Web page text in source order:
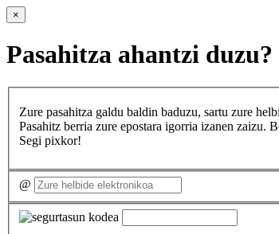
×
Pasahitza ahantzi duzu?
Zure pasahitza galdu baldin baduzu, sartu zure
Pasahitz berria zure epostara igorria izanen zaizu.
Segi pixkor!
@